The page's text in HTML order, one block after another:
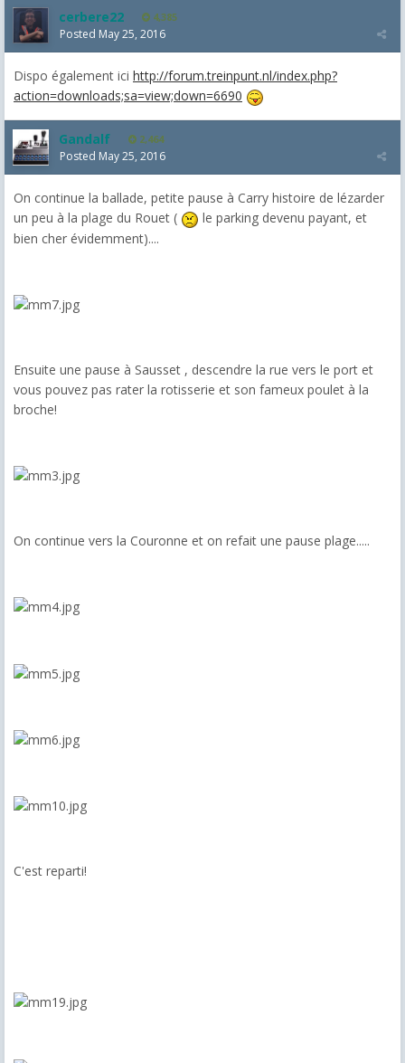
cerbere22 4,385
Posted May 25, 2016
Dispo également ici http://forum.treinpunt.nl/index.php?
action=downloads;sa=view;down=6690
Gandalf 2,464
Posted May 25, 2016
On continue la ballade, petite pause à Carry histoire de lézarder
un peu à la plage du Rouet (
le parking devenu payant, et
bien cher évidemment)....
Ensuite une pause à Sausset , descendre la rue vers le port et
vous pouvez pas rater la rotisserie et son fameux poulet à la
broche!
On continue vers la Couronne et on refait une pause plage.....
C'est reparti!